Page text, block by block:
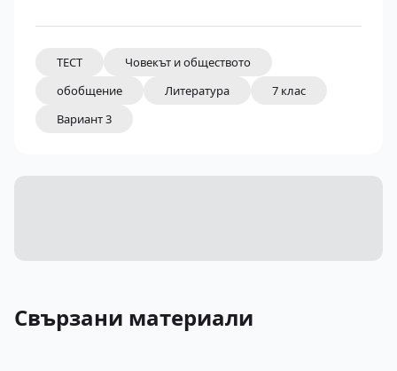
ТЕСТ
Човекът и обществото
обобщение
Литература
7 клас
Вариант 3
Свързани материали